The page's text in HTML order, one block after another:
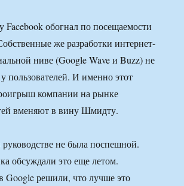
обогнал по посещаемости
же разработки интернет-
ниве (Google Wave и Buzz) не
пользователей. И именно этот
компании на рынке
вменяют в вину Шмидту.
руководстве не была поспешной.
обсуждали это еще летом.
Google решили, что лучше это